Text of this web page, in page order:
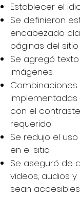
Establecer el
Se definieron
encabezado
páginas del sitio
Se agregó
imágenes.
con el
requerido
Se redujo el
en el sitio.
Se aseguró de
videos, audios
sean accesibles.